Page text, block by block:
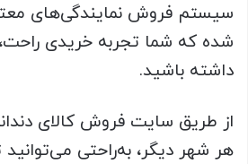
سیستم فروش نمایندگی‌های
شده‌ که شما تجربه خریدی
داشته باشید.
از طریق سایت فروش کالای
هر شهر دیگر، به‌راحتی